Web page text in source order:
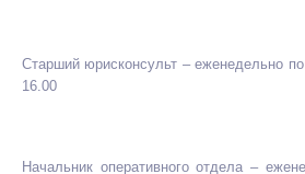
Старший юрисконсульт – еженедельно
16.00
Начальник оперативного отдела –